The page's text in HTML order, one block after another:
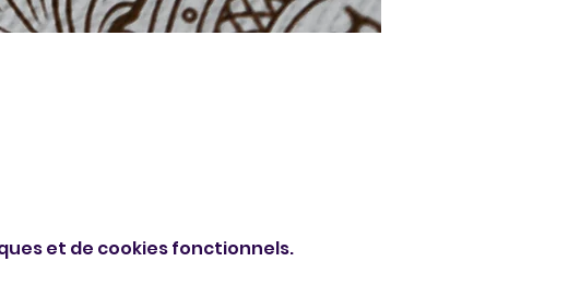
et de cookies fonctionnels.